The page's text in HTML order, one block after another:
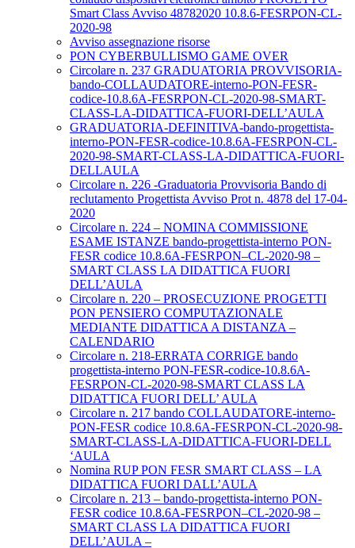
Smart Class Avviso 48782020 10.8.6-FESRPON-CL-
2020-98
Avviso assegnazione risorse
PON CYBERBULLISMO GAME OVER
Circolare n. 237 GRADUATORIA PROVVISORIA-
bando-COLLAUDATORE-interno-PON-FESR-
codice-10.8.6A-FESRPON-CL-2020-98-SMART-
CLASS-LA-DIDATTICA-FUORI-DELL’AULA
GRADUATORIA-DEFINITIVA-bando-progettista-
interno-PON-FESR-codice-10.8.6A-FESRPON-CL-
2020-98-SMART-CLASS-LA-DIDATTICA-FUORI-
DELLAULA
Circolare n. 226 -Graduatoria Provvisoria Bando di
reclutamento Progettista Avviso Prot n. 4878 del 17-04-
2020
Circolare n. 224 – NOMINA COMMISSIONE
ESAME ISTANZE bando-progettista-interno PON-
FESR codice 10.8.6A-FESRPON–CL-2020-98 –
SMART CLASS LA DIDATTICA FUORI
DELL’AULA
Circolare n. 220 – PROSECUZIONE PROGETTI
PON PENSIERO COMPUTAZIONALE
MEDIANTE DIDATTICA A DISTANZA –
CALENDARIO
Circolare n. 218-ERRATA CORRIGE bando
progettista-interno PON-FESR-codice-10.8.6A-
FESRPON-CL-2020-98-SMART CLASS LA
DIDATTICA FUORI DELL’ AULA
Circolare n. 217 bando COLLAUDATORE-interno-
PON-FESR codice 10.8.6A-FESRPON-CL-2020-98-
SMART-CLASS-LA-DIDATTICA-FUORI-DELL
‘AULA
Nomina RUP PON FESR SMART CLASS – LA
DIDATTICA FUORI DALL’AULA
Circolare n. 213 – bando-progettista-interno PON-
FESR codice 10.8.6A-FESRPON–CL-2020-98 –
SMART CLASS LA DIDATTICA FUORI
DELL’AULA –